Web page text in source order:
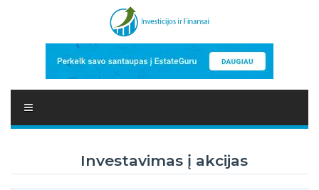
Investavimas į akcijas